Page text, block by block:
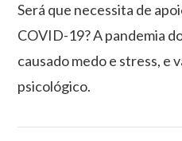
Será que necessita de
COVID-19? A pandemia
causado medo e stress, e
psicológico.